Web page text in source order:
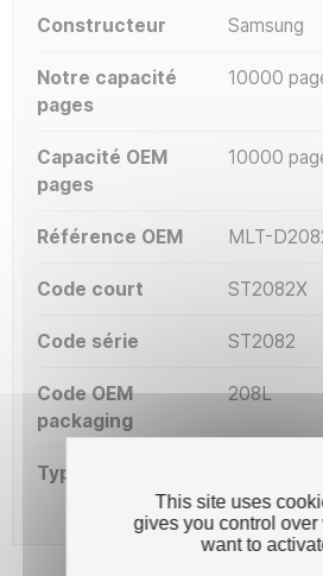
Constructeur Samsung
Notre capacité
pages
10000
Capacité OEM
pages
10000
Référence OEM MLT-
Code court ST2082X
Code série ST2082
Code OEM
packaging
208L
Type de capacité
This site uses
gives you control over
want to